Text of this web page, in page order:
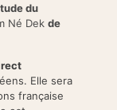
du
Né Dek de
Elle sera
française